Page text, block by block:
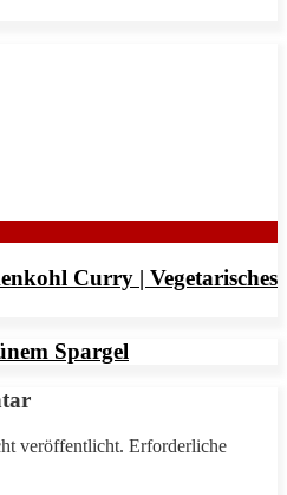
Curry | Vegetarisches
Spargel
veröffentlicht. Erforderliche